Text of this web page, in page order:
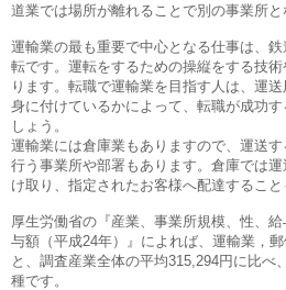
道業では場所が離れることで別の事業所と
運輸業の最も重要で中心となる仕事は、
転です。運転をするための操縦をする技
ります。転職で運輸業を目指す人は、運
身に付けているかによって、転職が成功
しょう。
運輸業には倉庫業もありますので、運送
行う事業所や部署もあります。倉庫では
け取り、指定されたお客様へ配達すること
厚生労働省の『産業、事業所規模、性、
与額（平成24年）』によれば、運輸業，
と、調査産業全体の平均315,294円に比べ
種です。